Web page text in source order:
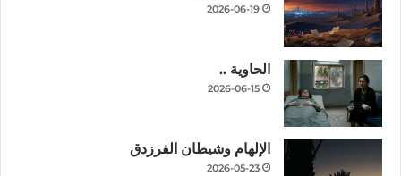
2026-06-19
الحاوية ..
2026-06-15
الإلهام وشيطان الفرزدق
2026-05-23